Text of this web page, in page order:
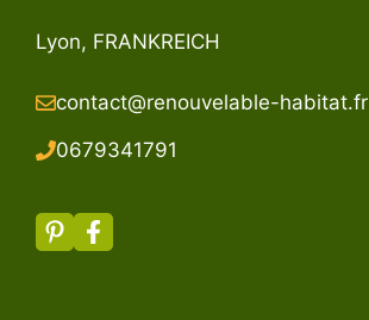
Lyon, FRANKREICH
contact@renouvelable-habitat.fr
0679341791